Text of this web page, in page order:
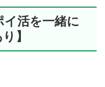
活を一緒に
】